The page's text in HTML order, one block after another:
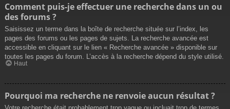
Comment puis-je effectuer une recherche dans un ou
des forums ?
Saisissez un terme dans la boîte de recherche située sur l’index, les
pages des forums ou les pages de sujets. La recherche avancée est
accessible en cliquant sur le lien « Recherche avancée » disponible sur
toutes les pages du forum. L’accès à la recherche dépend du style utilisé.
Haut
Pourquoi ma recherche ne renvoie aucun résultat ?